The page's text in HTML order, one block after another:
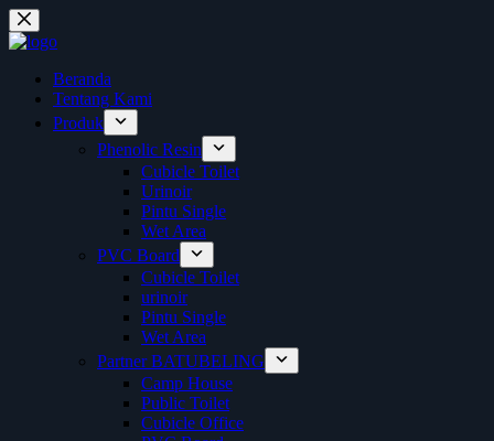
Skip
to
content
Beranda
Tentang Kami
Produk
Phenolic Resin
Cubicle Toilet
Urinoir
Pintu Single
Wet Area
PVC Board
Cubicle Toilet
urinoir
Pintu Single
Wet Area
Partner BATUBELING
Camp House
Public Toilet
Cubicle Office